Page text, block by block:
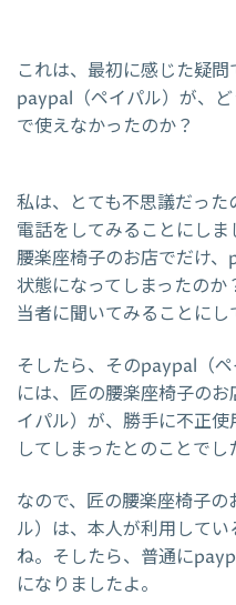
これは、最初に感じた疑
paypal（ペイパル）が、
で使えなかったのか？
私は、とても不思議だっ
電話をしてみることにし
腰楽座椅子のお店でだけ
状態になってしまったの
当者に聞いてみることにし
そしたら、そのpaypal（
には、匠の腰楽座椅子の
イパル）が、勝手に不正
してしまったとのことでし
なので、匠の腰楽座椅子
ル）は、本人が利用して
ね。そしたら、普通に
になりましたよ。